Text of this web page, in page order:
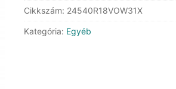
OW31
XL
Cikkszám: 24540R18VOW31X
Kategória: Egyéb